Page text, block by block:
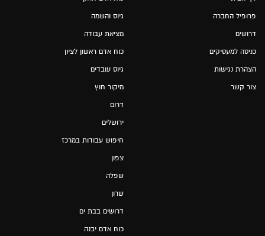
פרופיל החברה
דרושים
כניסה למעסיקים
הצהרת נגישות
צור קשר
גיוס והשמה
מציאת עבודה
כוח אדם ראשון לציון
גיוס עובדים
מיקור חוץ
דרום
ירושלים
חיפוש עבודות במרכז
צפון
שפלה
שרון
דרושים בבת ים
כוח אדם יבנה